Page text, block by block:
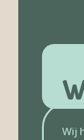
Wij